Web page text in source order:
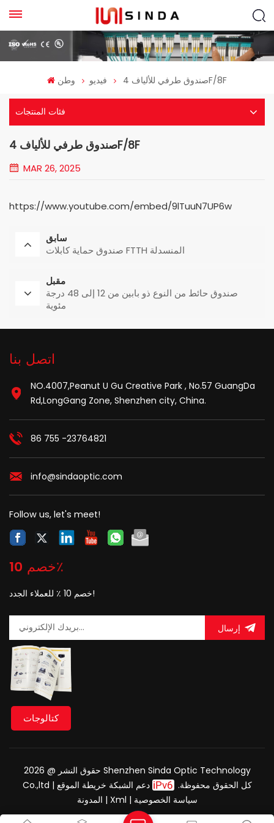
وطن فيديو صندوق طرفي للألياف 4F/8F
فئات المنتجات
صندوق طرفي للألياف 4F/8F
MAR 26, 2025
https://www.youtube.com/embed/9lTuuN7UP6w
سابق
صندوق حماية كابلات FTTH المنسدلة
مقبل
صندوق حائط من النوع ذو بابين من 12 إلى 48 درجة
مئوية
اتصل بنا
NO.4007,Peanut U Gu Creative Park , No.57 GuangDa
Rd,LongGang Zone, Shenzhen city, China.
86 755 -23764821
info@sindaoptic.com
Follow us, let's meet!
خصم 10٪
خصم 10 ٪ للعملاء الجدد!
إرسال
كتالوجات
حقوق النشر @ 2026 Shenzhen Sinda Optic Technology
Co.,ltd كل الحقوق محفوظة.
دعم الشبكة خريطة الموقع |
المدونة | Xml | سياسة الخصوصية